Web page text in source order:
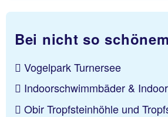
Bei nicht so
Vogelpark Turnersee
Indoorschwimmbäder &
Obir Tropfsteinhöhle und